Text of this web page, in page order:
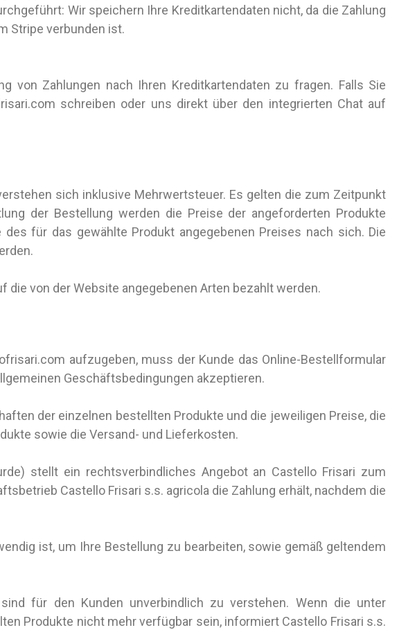
Wir speichern Ihre Kreditkartendaten nicht, da die Zahlung
Stripe verbunden ist.
von Zahlungen nach Ihren Kreditkartendaten zu fragen. Falls Sie
schreiben oder uns direkt über den integrierten Chat auf
sich inklusive Mehrwertsteuer. Es gelten die zum Zeitpunkt
der Bestellung werden die Preise der angeforderten Produkte
für das gewählte Produkt angegebenen Preises nach sich. Die
von der Website angegebenen Arten bezahlt werden.
aufzugeben, muss der Kunde das Online-Bestellformular
Geschäftsbedingungen akzeptieren.
der einzelnen bestellten Produkte und die jeweiligen Preise, die
sowie die Versand- und Lieferkosten.
stellt ein rechtsverbindliches Angebot an Castello Frisari zum
Castello Frisari s.s. agricola die Zahlung erhält, nachdem die
ist, um Ihre Bestellung zu bearbeiten, sowie gemäß geltendem
für den Kunden unverbindlich zu verstehen. Wenn die unter
Produkte nicht mehr verfügbar sein, informiert Castello Frisari s.s.